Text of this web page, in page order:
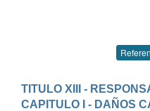
TITULO XIII -
CAPITULO I - DAÑOS